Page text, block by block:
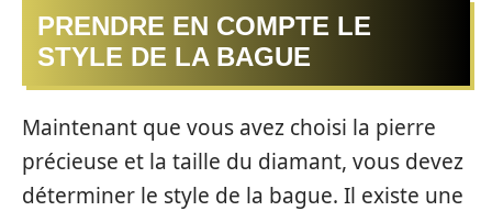
PRENDRE EN COMPTE LE
STYLE DE LA BAGUE
Maintenant que vous avez choisi la pierre
précieuse et la taille du diamant, vous devez
déterminer le style de la bague. Il existe une